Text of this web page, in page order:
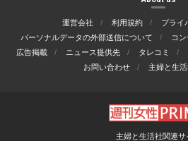
運営会社 利用規約
プライ
パーソナルデータの外部送信について
コ
広告掲載
ニュース提供先 タレコミ
お問い合わせ
主婦と生
主婦と生活社関連サ